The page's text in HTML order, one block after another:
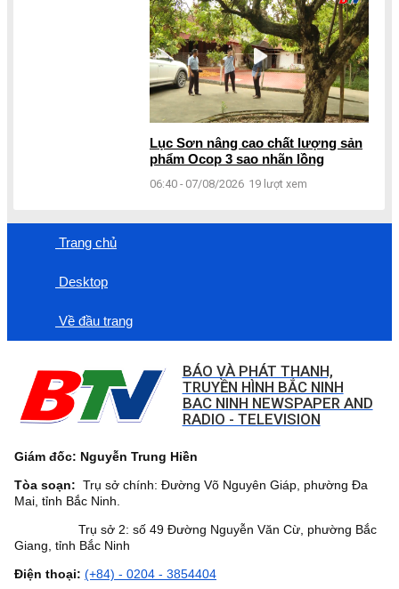
Lục Sơn nâng cao chất lượng sản
phẩm Ocop 3 sao nhãn lồng
06:40 - 07/08/2026 19 lượt xem
Trang chủ
Desktop
Về đầu trang
BÁO VÀ PHÁT THANH,
TRUYỀN HÌNH BẮC NINH
BAC NINH NEWSPAPER AND
RADIO - TELEVISION
Giám đốc: Nguyễn Trung Hiền
Tòa soạn: Trụ sở chính: Đường Võ Nguyên Giáp, phường Đa
Mai, tỉnh Bắc Ninh.
Trụ sở 2: số 49 Đường Nguyễn Văn Cừ, phường Bắc
Giang, tỉnh Bắc Ninh
Điện thoại: (+84) - 0204 - 3854404